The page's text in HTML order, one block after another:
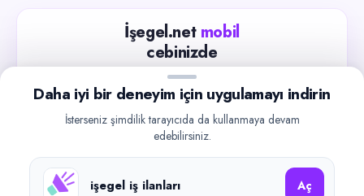
İşegel.net mobil
cebinizde
Güncel iş ilanlarını takip edin, işverenlerle hızlıca
iletişime geçin.
Google Play
Daha iyi bir deneyim için uygulamayı indirin
İsterseniz şimdilik tarayıcıda da kullanmaya devam
edebilirsiniz.
işegel iş ilanları Aç